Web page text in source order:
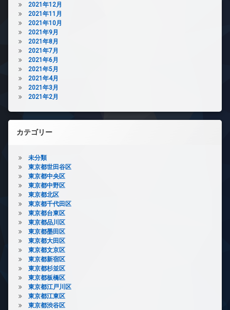
2021年12月
2021年11月
2021年10月
2021年9月
2021年8月
2021年7月
2021年6月
2021年5月
2021年4月
2021年3月
2021年2月
カテゴリー
未分類
東京都世田谷区
東京都中央区
東京都中野区
東京都北区
東京都千代田区
東京都台東区
東京都品川区
東京都墨田区
東京都大田区
東京都文京区
東京都新宿区
東京都杉並区
東京都板橋区
東京都江戸川区
東京都江東区
東京都渋谷区